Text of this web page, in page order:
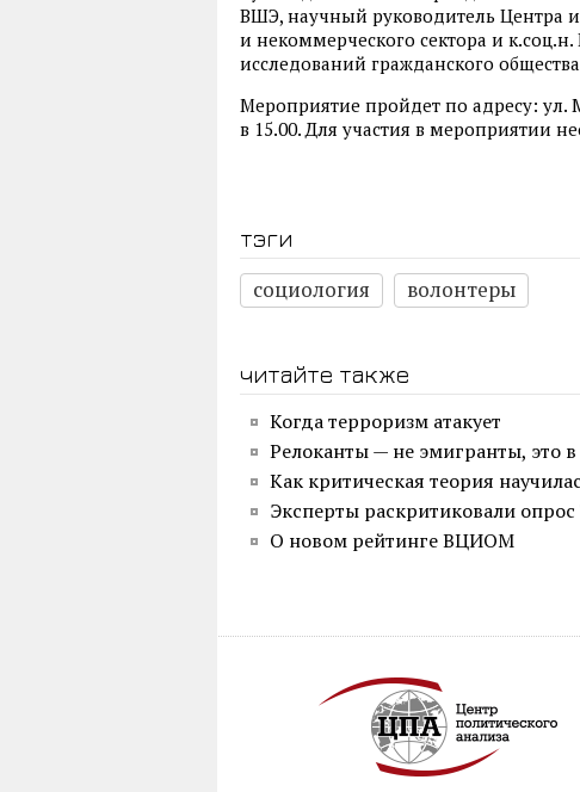
ВШЭ, научный руководитель Центра
и некоммерческого сектора и
исследований гражданского
Мероприятие пройдет по адресу: ул.
в 15.00. Для участия в мероприятии
тэги
социология
волонтеры
читайте также
Когда терроризм атакует
Релоканты — не эмигранты, это
Как критическая теория
Эксперты раскритиковали
О новом рейтинге ВЦИОМ